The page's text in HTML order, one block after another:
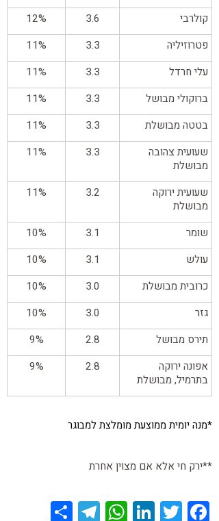
קולרבי
3.6
12%
פטרוזיליה
3.3
11%
עלי חרדל
3.3
11%
ברוקולי מבושל
3.3
11%
בטטה מבושלת
3.3
11%
שעועית צהובה
מבושלת
3.3
11%
שעועית ירוקה
מבושלת
3.2
11%
שומר 3.1
10%
עולש
3.1
10%
כרובית מבושלת
3.0
10%
גזר
3.0
10%
תירס מבושל
2.8
9%
אפונה ירוקה
בתרמיל, מבושלת
2.8
9%
*מנה יומית ממוצעת מומלצת למבוגר
**ירק חי אלא אם מצוין אחרת
Facebook
Twitter
LinkedIn
WhatsApp
Telegram